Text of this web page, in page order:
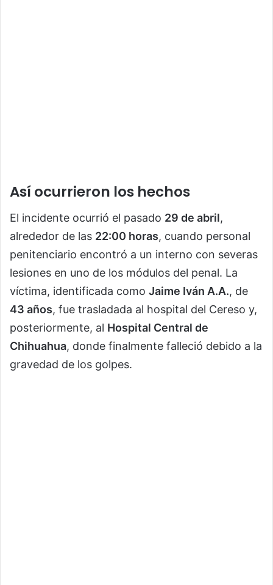
Así ocurrieron los hechos
El incidente ocurrió el pasado 29 de abril,
alrededor de las 22:00 horas, cuando personal
penitenciario encontró a un interno con severas
lesiones en uno de los módulos del penal. La
víctima, identificada como Jaime Iván A.A., de
43 años, fue trasladada al hospital del Cereso y,
posteriormente, al Hospital Central de
Chihuahua, donde finalmente falleció debido a la
gravedad de los golpes.